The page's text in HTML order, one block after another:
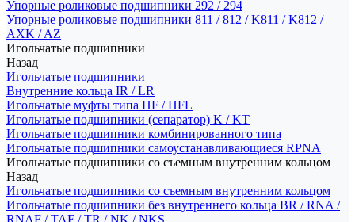
Упорные роликовые подшипники 292 / 294
Упорные роликовые подшипники 811 / 812 / K811 / K812 /
AXK / AZ
Игольчатые подшипники
Назад
Игольчатые подшипники
Внутренние кольца IR / LR
Игольчатые муфты типа HF / HFL
Игольчатые подшипники (сепаратор) K / KT
Игольчатые подшипники комбинированного типа
Игольчатые подшипники самоустанавливающиеся RPNA
Игольчатые подшипники со съемным внутренним кольцом
Назад
Игольчатые подшипники со съемным внутренним кольцом
Игольчатые подшипники без внутреннего кольца BR / RNA /
RNAF / TAF / TR / NK / NKS